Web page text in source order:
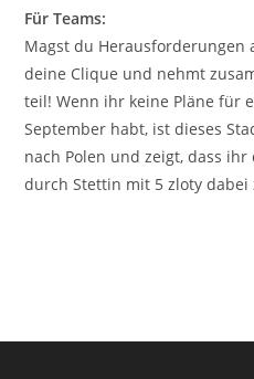
Für Teams:
Magst du Herausforderungen
deine Clique und nehmt
teil! Wenn ihr keine Pläne für
September habt, ist dieses
nach Polen und zeigt, dass
durch Stettin mit 5 zloty dabei